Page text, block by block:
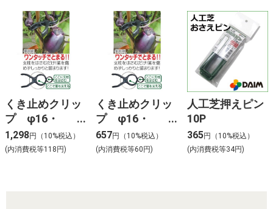
くき止めクリッ
プ φ16・
φ20mm用 20
個入 B-19
1,298円（10%税込）
(内消費税等118円)
くき止めクリッ
プ φ16・
φ20mm用 10
個入 B-19
657円（10%税込）
(内消費税等60円)
人工芝押えピン
10P
365円（10%税込）
(内消費税等34円)